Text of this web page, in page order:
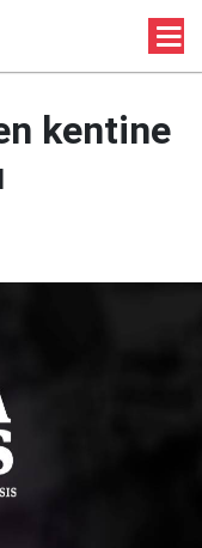
kentine